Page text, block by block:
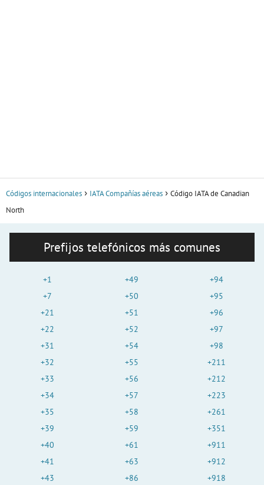
Códigos internacionales IATA Compañías aéreas
Código IATA de Canadian
North
Prefijos telefónicos más comunes
+1
+7
+21
+22
+31
+32
+33
+34
+35
+39
+40
+41
+43
+49
+50
+51
+52
+54
+55
+56
+57
+58
+59
+61
+63
+86
+94
+95
+96
+97
+98
+211
+212
+223
+261
+351
+911
+912
+918